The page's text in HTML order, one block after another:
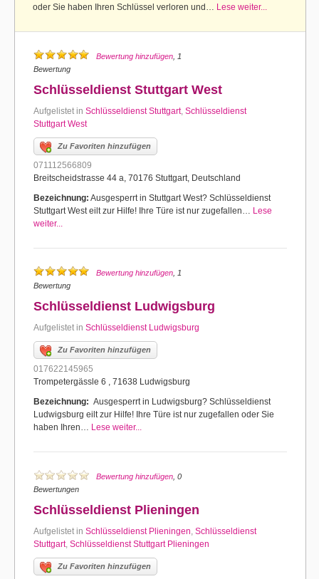
oder Sie haben Ihren Schlüssel verloren und… Lese weiter...
Bewertung hinzufügen , 1
Bewertung
Schlüsseldienst Stuttgart West
Aufgelistet in Schlüsseldienst Stuttgart, Schlüsseldienst
Stuttgart West
Zu Favoriten hinzufügen
071112566809
Breitscheidstrasse 44 a, 70176 Stuttgart, Deutschland
Bezeichnung: Ausgesperrt in Stuttgart West? Schlüsseldienst
Stuttgart West eilt zur Hilfe! Ihre Türe ist nur zugefallen… Lese
weiter...
Bewertung hinzufügen , 1
Bewertung
Schlüsseldienst Ludwigsburg
Aufgelistet in Schlüsseldienst Ludwigsburg
Zu Favoriten hinzufügen
017622145965
Trompetergässle 6 , 71638 Ludwigsburg
Bezeichnung: Ausgesperrt in Ludwigsburg? Schlüsseldienst
Ludwigsburg eilt zur Hilfe! Ihre Türe ist nur zugefallen oder Sie
haben Ihren… Lese weiter...
Bewertung hinzufügen , 0
Bewertungen
Schlüsseldienst Plieningen
Aufgelistet in Schlüsseldienst Plieningen, Schlüsseldienst
Stuttgart, Schlüsseldienst Stuttgart Plieningen
Zu Favoriten hinzufügen